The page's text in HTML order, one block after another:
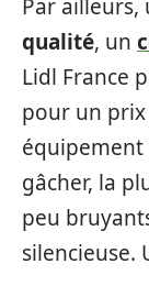
Par ailleurs,
qualité, un
Lidl France
pour un prix
équipement
gâcher, la
peu
silencieuse.